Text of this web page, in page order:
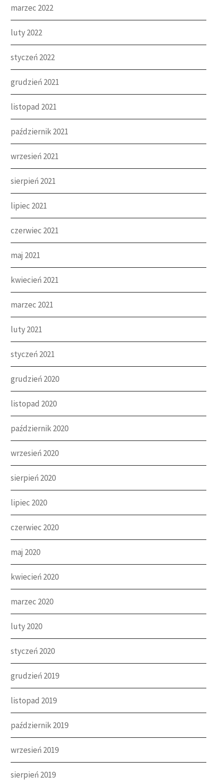
marzec 2022
luty 2022
styczeń 2022
grudzień 2021
listopad 2021
październik 2021
wrzesień 2021
sierpień 2021
lipiec 2021
czerwiec 2021
maj 2021
kwiecień 2021
marzec 2021
luty 2021
styczeń 2021
grudzień 2020
listopad 2020
październik 2020
wrzesień 2020
sierpień 2020
lipiec 2020
czerwiec 2020
maj 2020
kwiecień 2020
marzec 2020
luty 2020
styczeń 2020
grudzień 2019
listopad 2019
październik 2019
wrzesień 2019
sierpień 2019